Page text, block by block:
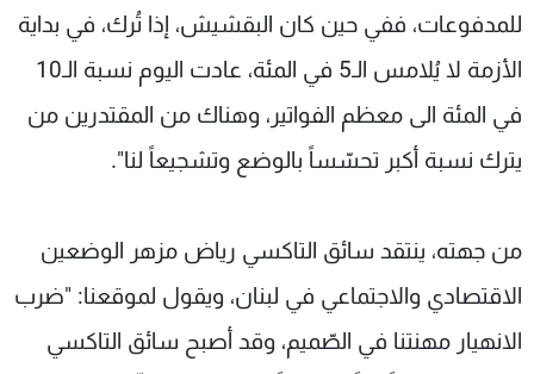
للمدفوعات، ففي حين كان البقشيش، إذا تُرك، في بداية
الأزمة لا يُلامس الـ5 في المئة، عادت اليوم نسبة الـ10
في المئة الى معظم الفواتير، وهناك من المقتدرين من
يترك نسبة أكبر تحسّساً بالوضع وتشجيعاً لنا".
من جهته، ينتقد سائق التاكسي رياض مزهر الوضعين
الاقتصادي والاجتماعي في لبنان، ويقول لموقعنا: "ضرب
الانهيار مهنتنا في الصّميم، وقد أصبح سائق التاكسي